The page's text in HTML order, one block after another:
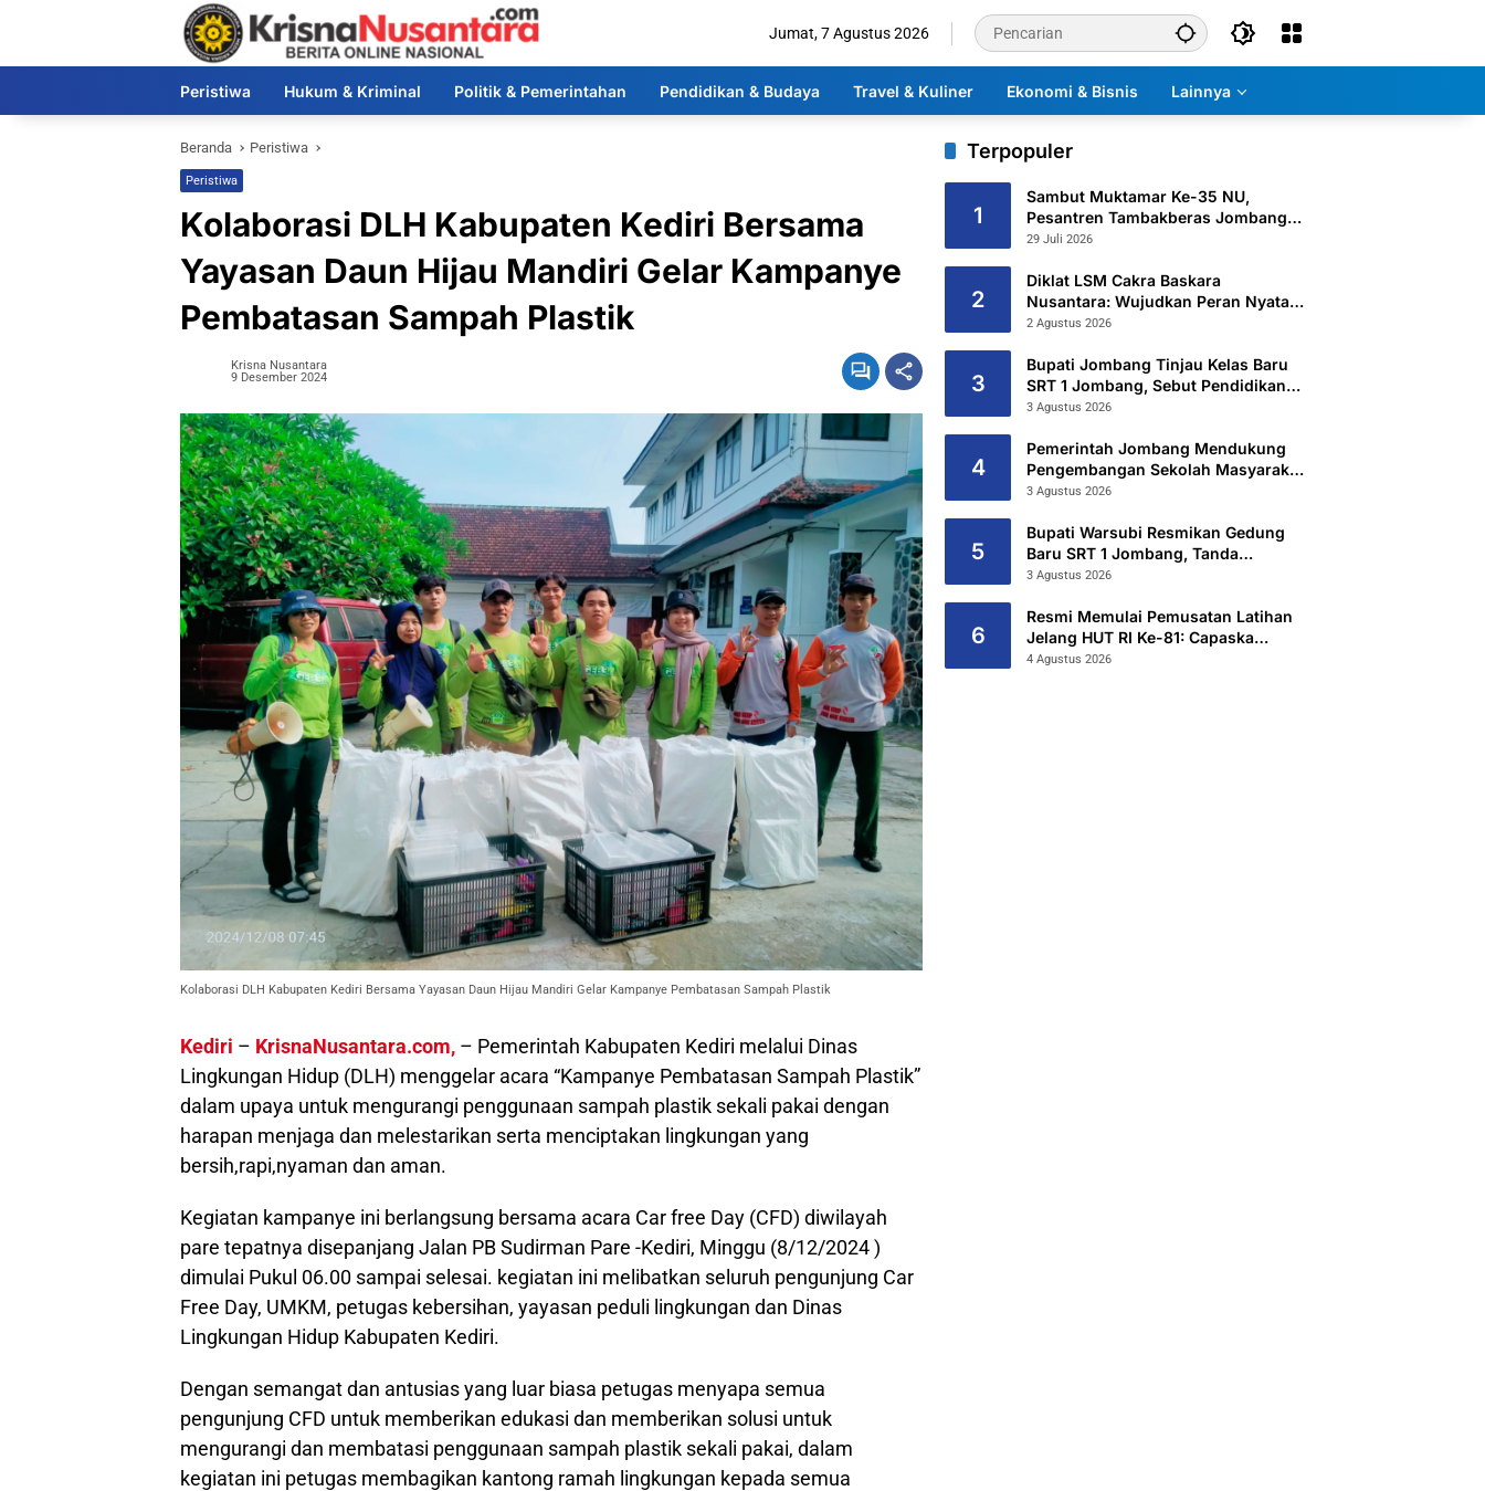
Jumat, 7 Agustus 2026
Peristiwa Hukum & Kriminal Politik & Pemerintahan Pendidikan & Budaya Travel & Kuliner Ekonomi & Bisnis Lainnya
Beranda Peristiwa
Peristiwa
Kolaborasi DLH Kabupaten Kediri Bersama
Yayasan Daun Hijau Mandiri Gelar Kampanye
Pembatasan Sampah Plastik
Krisna Nusantara
9 Desember 2024
Kolaborasi DLH Kabupaten Kediri Bersama Yayasan Daun Hijau Mandiri Gelar Kampanye Pembatasan Sampah Plastik
Kediri – KrisnaNusantara.com, – Pemerintah Kabupaten Kediri melalui Dinas
Lingkungan Hidup (DLH) menggelar acara “Kampanye Pembatasan Sampah Plastik”
dalam upaya untuk mengurangi penggunaan sampah plastik sekali pakai dengan
harapan menjaga dan melestarikan serta menciptakan lingkungan yang
bersih,rapi,nyaman dan aman.
Kegiatan kampanye ini berlangsung bersama acara Car free Day (CFD) diwilayah
pare tepatnya disepanjang Jalan PB Sudirman Pare -Kediri, Minggu (8/12/2024 )
dimulai Pukul 06.00 sampai selesai. kegiatan ini melibatkan seluruh pengunjung Car
Free Day, UMKM, petugas kebersihan, yayasan peduli lingkungan dan Dinas
Lingkungan Hidup Kabupaten Kediri.
Dengan semangat dan antusias yang luar biasa petugas menyapa semua
pengunjung CFD untuk memberikan edukasi dan memberikan solusi untuk
mengurangi dan membatasi penggunaan sampah plastik sekali pakai, dalam
kegiatan ini petugas membagikan kantong ramah lingkungan kepada semua
Terpopuler
1
Sambut Muktamar Ke-35 NU,
Pesantren Tambakberas Jombang
Petakan 26 Titik Layanan Utama
29 Juli 2026
2
Diklat LSM Cakra Baskara
Nusantara: Wujudkan Peran Nyata
untuk Masyarakat
2 Agustus 2026
3
Bupati Jombang Tinjau Kelas Baru
SRT 1 Jombang, Sebut Pendidikan
Gratis Beri Harapan Baru
3 Agustus 2026
4
Pemerintah Jombang Mendukung
Pengembangan Sekolah Masyarakat
Yang Kurang Mampu Hingga
Rakyat Terintegritas 1 Jombang
3 Agustus 2026
5
Bupati Warsubi Resmikan Gedung
Baru SRT 1 Jombang, Tanda
Dimulainya MPLS Tahun Ajaran
3 Agustus 2026
6
Resmi Memulai Pemusatan Latihan
Jelang HUT RI Ke-81: Capaska
Jombang 2026 “Mahesa Rakta
4 Agustus 2026